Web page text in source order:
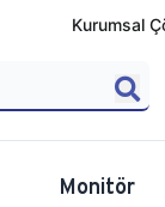
Kurumsal
Monitör